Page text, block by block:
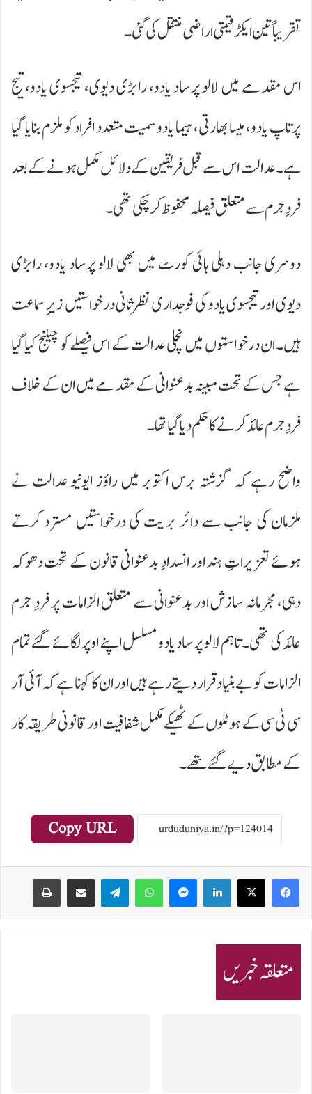
تقریباً تین ایکڑ قیمتی اراضی منتقل کی گئی۔
اس مقدمے میں لالو پرساد یادو، رابڑی دیوی، تیجسوی یادو، تیج
پرتاپ یادو، میسا بھارتی، ہیما یادو سمیت متعدد افراد کو ملزم بنایا گیا
ہے۔ عدالت اس سے قبل فریقین کے دلائل مکمل ہونے کے بعد
فردِ جرم سے متعلق فیصلہ محفوظ کر چکی تھی۔
دوسری جانب دہلی ہائی کورٹ میں بھی لالو پرساد یادو، رابڑی
دیوی اور تیجسوی یادو کی فوجداری نظرثانی درخواستیں زیرِ سماعت
ہیں۔ ان درخواستوں میں نچلی عدالت کے اس فیصلے کو چیلنج کیا گیا
ہے جس کے تحت مبینہ بدعنوانی کے مقدمے میں ان کے خلاف
فردِ جرم عائد کرنے کا حکم دیا گیا تھا۔
واضح رہے کہ گزشتہ برس اکتوبر میں راؤز ایونیو عدالت نے
ملزمان کی جانب سے دائر بریت کی درخواستیں مسترد کرتے
ہوئے تعزیراتِ ہند اور انسدادِ بدعنوانی قانون کے تحت دھوکہ
دہی، مجرمانہ سازش اور بدعنوانی سے متعلق الزامات پر فردِ جرم
عائد کی تھی۔ تاہم لالو پرساد یادو مسلسل اپنے اوپر لگائے گئے تمام
الزامات کو بے بنیاد قرار دیتے رہے ہیں اور ان کا کہنا ہے کہ آئی آر
سی ٹی سی کے ہوٹلوں کے ٹھیکے مکمل شفافیت اور قانونی طریقہ کار
کے مطابق دیے گئے تھے۔
Copy URL
LinkedIn
WhatsApp
Telegram
متعلقہ خبریں